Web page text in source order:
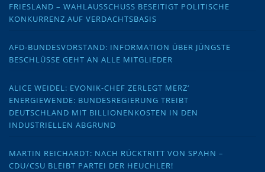
FRIESLAND – WAHLAUSSCHUSS BESEITIGT POLITISCHE
KONKURRENZ AUF VERDACHTSBASIS
AFD-BUNDESVORSTAND: INFORMATION ÜBER JÜNGSTE
BESCHLÜSSE GEHT AN ALLE MITGLIEDER
ALICE WEIDEL: EVONIK-CHEF ZERLEGT MERZ‘
ENERGIEWENDE: BUNDESREGIERUNG TREIBT
DEUTSCHLAND MIT BILLIONENKOSTEN IN DEN
INDUSTRIELLEN ABGRUND
MARTIN REICHARDT: NACH RÜCKTRITT VON SPAHN –
CDU/CSU BLEIBT PARTEI DER HEUCHLER!